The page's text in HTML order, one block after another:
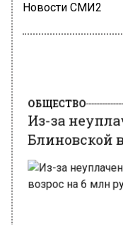
Новости СМИ2
Из-за
Блиновской